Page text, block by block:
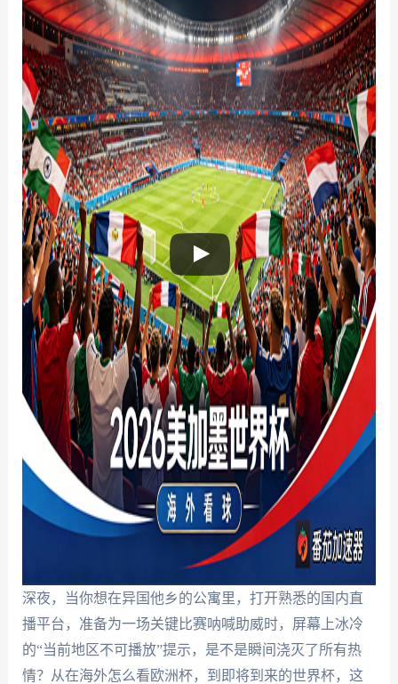
深夜，当你想在异国他乡的公寓里，打开熟悉的国内直
播平台，准备为一场关键比赛呐喊助威时，屏幕上冰冷
的“当前地区不可播放”提示，是不是瞬间浇灭了所有热
情？从在海外怎么看欧洲杯，到即将到来的世界杯，这